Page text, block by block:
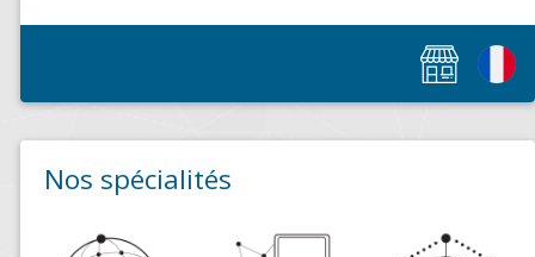
Nos spécialités